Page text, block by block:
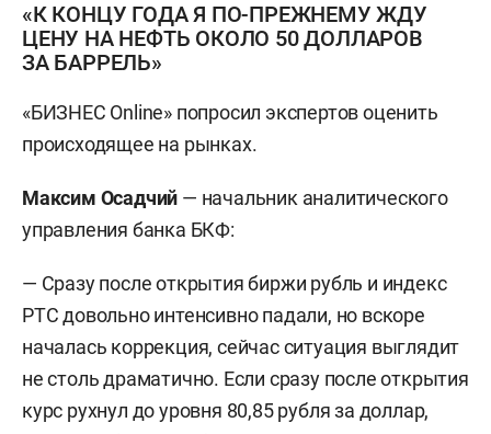
«К КОНЦУ ГОДА Я ПО-ПРЕЖНЕМУ ЖДУ
ЦЕНУ НА НЕФТЬ ОКОЛО 50 ДОЛЛАРОВ
ЗА БАРРЕЛЬ»
«БИЗНЕС Online» попросил экспертов оценить
происходящее на рынках.
Максим Осадчий — начальник аналитического
управления банка БКФ:
— Сразу после открытия биржи рубль и индекс
РТС довольно интенсивно падали, но вскоре
началась коррекция, сейчас ситуация выглядит
не столь драматично. Если сразу после открытия
курс рухнул до уровня 80,85 рубля за доллар,